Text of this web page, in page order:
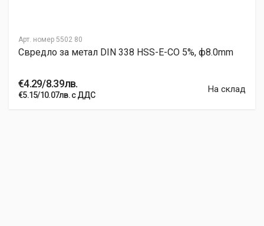
Арт. номер 5502 80
Свредло за метал DIN 338 HSS-E-CO 5%, ф8.0mm
€4.29/8.39лв.
€5.15/10.07лв. с ДДС
На склад